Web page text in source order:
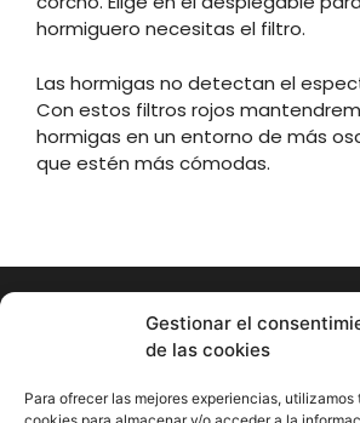
Gestionar el
de las cookies
Para ofrecer las mejores experiencias,
hormiguero necesitas el filtro.
Las hormigas no detectan el
Con estos filtros rojos
hormigas en un entorno de más
que estén más cómodas.
Hormigueando © Copyright 2023. Diseño